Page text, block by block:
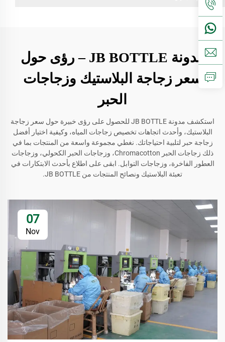
مدونة JB BOTTLE – رؤى حول
سعر زجاجة البلاستيك وزجاجات
الحبر
استكشف مدونة JB BOTTLE للحصول على رؤى خبيرة حول سعر زجاجة
البلاستيك، وأحدث اتجاهات تخصيص زجاجات المياه، وكيفية اختيار أفضل
زجاجة حبر لتلبية احتياجاتك. نغطي مجموعة واسعة من المنتجات بما في
ذلك زجاجات الحبر Chromacotton، وزجاجات الحبر الكحولي، وزجاجات
العطور الفاخرة، وزجاجات التوابل. ابقى على اطلاع بأحدث الابتكارات في
تعبئة البلاستيك ونصائح المنتجات من JB BOTTLE.
07
Nov